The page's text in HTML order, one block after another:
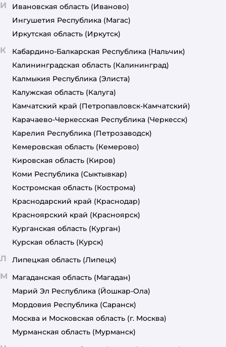
И Ивановская область (Иваново)
Ингушетия Республика (Магас)
Иркутская область (Иркутск)
К Кабардино-Балкарская Республика (Нальчик)
Калининградская область (Калининград)
Калмыкия Республика (Элиста)
Калужская область (Калуга)
Камчатский край (Петропавловск-Камчатский)
Карачаево-Черкесская Республика (Черкесск)
Карелия Республика (Петрозаводск)
Кемеровская область (Кемерово)
Кировская область (Киров)
Коми Республика (Сыктывкар)
Костромская область (Кострома)
Краснодарский край (Краснодар)
Красноярский край (Красноярск)
Курганская область (Курган)
Курская область (Курск)
Л Липецкая область (Липецк)
М Магаданская область (Магадан)
Марий Эл Республика (Йошкар-Ола)
Мордовия Республика (Саранск)
Москва и Московская область (г. Москва)
Мурманская область (Мурманск)